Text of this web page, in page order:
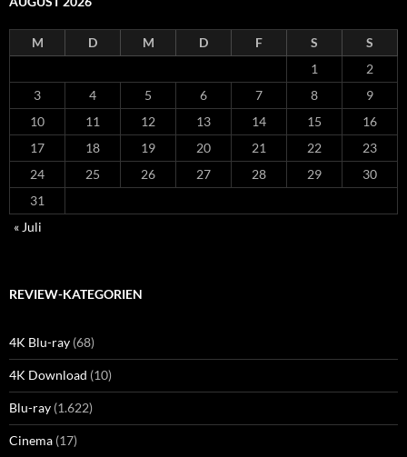
M D M D F S
S
1
2
3
4 5 6 7 8
9
10
11 12 13 14 15
16
17
18 19 20 21 22
23
24
25 26 27 28 29
30
31
« Juli
REVIEW-KATEGORIEN
4K Blu-ray (68)
4K Download (10)
Blu-ray (1.622)
Cinema (17)